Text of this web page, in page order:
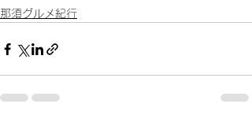
那須グルメ紀行